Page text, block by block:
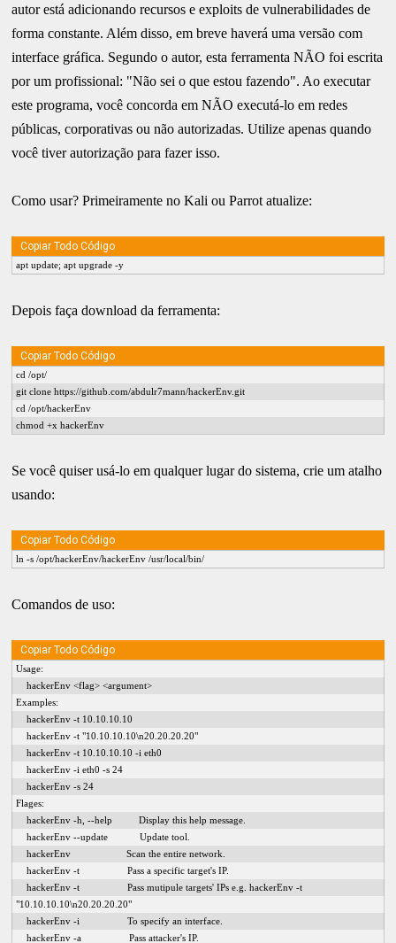
autor está adicionando recursos e exploits de vulnerabilidades de
forma constante. Além disso, em breve haverá uma versão com
interface gráfica. Segundo o autor, esta ferramenta NÃO foi escrita
por um profissional: "Não sei o que estou fazendo". Ao executar
este programa, você concorda em NÃO executá-lo em redes
públicas, corporativas ou não autorizadas. Utilize apenas quando
você tiver autorização para fazer isso.
Como usar? Primeiramente no Kali ou Parrot atualize:
Copiar Todo Código
apt update; apt upgrade -y
Depois faça download da ferramenta:
Copiar Todo Código
cd /opt/
git clone https://github.com/abdulr7mann/hackerEnv.git
cd /opt/hackerEnv
chmod +x hackerEnv
Se você quiser usá-lo em qualquer lugar do sistema, crie um atalho
usando:
Copiar Todo Código
ln -s /opt/hackerEnv/hackerEnv /usr/local/bin/
Comandos de uso:
Copiar Todo Código
Usage:
hackerEnv <flag> <argument>
Examples:
hackerEnv -t 10.10.10.10
hackerEnv -t "10.10.10.10\n20.20.20.20"
hackerEnv -t 10.10.10.10 -i eth0
hackerEnv -i eth0 -s 24
hackerEnv -s 24
Flages:
hackerEnv -h, --help          Display this help message.
hackerEnv --update            Update tool.
hackerEnv                     Scan the entire network.
hackerEnv -t                  Pass a specific target's IP.
hackerEnv -t                  Pass mutipule targets' IPs e.g. hackerEnv -t
"10.10.10.10\n20.20.20.20"
hackerEnv -i                  To specify an interface.
hackerEnv -a                  Pass attacker's IP.